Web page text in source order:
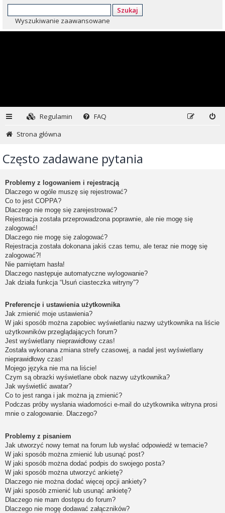
Szukaj
Wyszukiwanie zaawansowane
Regulamin
FAQ
Strona główna
Często zadawane pytania
Problemy z logowaniem i rejestracją
Dlaczego w ogóle muszę się rejestrować?
Co to jest COPPA?
Dlaczego nie mogę się zarejestrować?
Rejestracja została przeprowadzona poprawnie, ale nie mogę się
zalogować!
Dlaczego nie mogę się zalogować?
Rejestracja została dokonana jakiś czas temu, ale teraz nie mogę się
zalogować?!
Nie pamiętam hasła!
Dlaczego następuje automatyczne wylogowanie?
Jak działa funkcja “Usuń ciasteczka witryny”?
Preferencje i ustawienia użytkownika
Jak zmienić moje ustawienia?
W jaki sposób można zapobiec wyświetlaniu nazwy użytkownika na liście
użytkowników przeglądających forum?
Jest wyświetlany nieprawidłowy czas!
Została wykonana zmiana strefy czasowej, a nadal jest wyświetlany
nieprawidłowy czas!
Mojego języka nie ma na liście!
Czym są obrazki wyświetlane obok nazwy użytkownika?
Jak wyświetlić awatar?
Co to jest ranga i jak można ją zmienić?
Podczas próby wysłania wiadomości e-mail do użytkownika witryna prosi
mnie o zalogowanie. Dlaczego?
Problemy z pisaniem
Jak utworzyć nowy temat na forum lub wysłać odpowiedź w temacie?
W jaki sposób można zmienić lub usunąć post?
W jaki sposób można dodać podpis do swojego posta?
W jaki sposób można utworzyć ankietę?
Dlaczego nie można dodać więcej opcji ankiety?
W jaki sposób zmienić lub usunąć ankietę?
Dlaczego nie mam dostępu do forum?
Dlaczego nie mogę dodawać załączników?